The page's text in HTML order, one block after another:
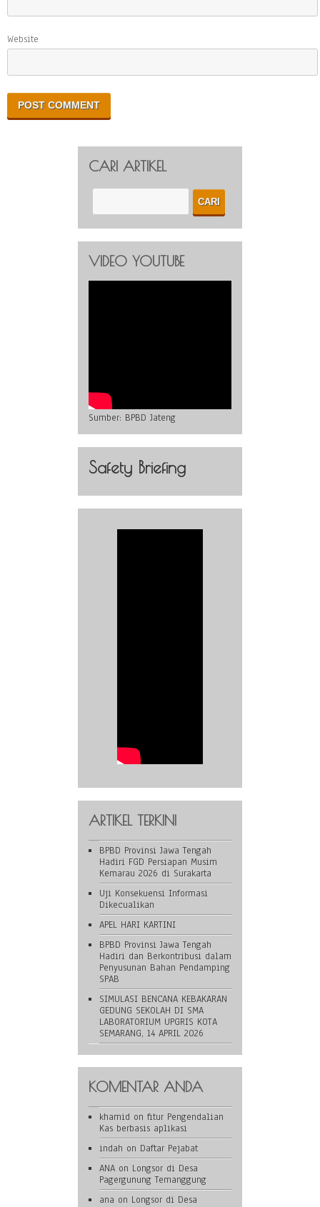
Website
CARI ARTIKEL
VIDEO YOUTUBE
Sumber: BPBD Jateng
Safety Briefing
ARTIKEL TERKINI
BPBD Provinsi Jawa Tengah
Hadiri FGD Persiapan Musim
Kemarau 2026 di Surakarta
Uji Konsekuensi Informasi
Dikecualikan
APEL HARI KARTINI
BPBD Provinsi Jawa Tengah
Hadiri dan Berkontribusi dalam
Penyusunan Bahan Pendamping
SPAB
SIMULASI BENCANA KEBAKARAN
GEDUNG SEKOLAH DI SMA
LABORATORIUM UPGRIS KOTA
SEMARANG, 14 APRIL 2026
KOMENTAR ANDA
khamid on fitur Pengendalian
Kas berbasis aplikasi
indah on Daftar Pejabat
ANA on Longsor di Desa
Pagergunung Temanggung
ana on Longsor di Desa